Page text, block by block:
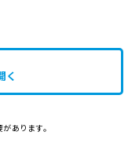
く
あります。